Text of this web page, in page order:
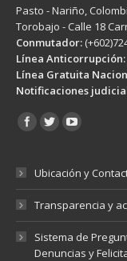
Pasto - Nariño,
Torobajo - Calle 18
Conmutador:
Línea Anticorrupción:
Línea Gratuita
Notificaciones
Encuéntranos en:
Ubicación y
Transparencia y
Sistema de
Denuncias y